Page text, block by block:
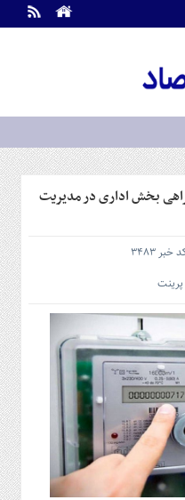
بخش اداری در مدیریت
3483